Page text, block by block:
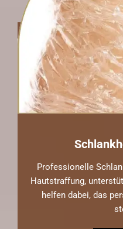
Professionelle
Hautstraffung,
helfen dabei, das